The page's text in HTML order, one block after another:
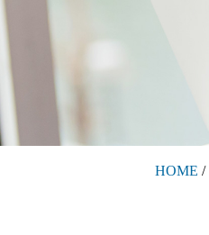
HOME /